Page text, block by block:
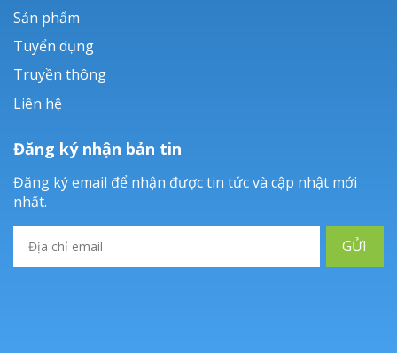
Sản phẩm
Tuyển dụng
Truyền thông
Liên hệ
Đăng ký nhận bản tin
Đăng ký email để nhận được tin tức và cập nhật mới
nhất.
GỬI